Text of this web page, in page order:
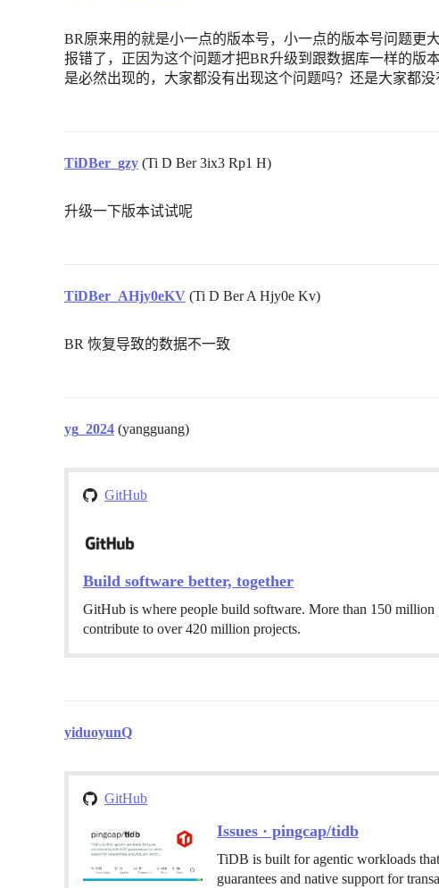
BR原来用的就是小一点的版本号，小一点的版本号问题更
报错了，正因为这个问题才把BR升级到跟数据库一样的版
是必然出现的，大家都没有出现这个问题吗？还是大家都没
TiDBer_gzy (Ti D Ber 3ix3 Rp1 H)
升级一下版本试试呢
TiDBer_AHjy0eKV (Ti D Ber A Hjy0e Kv)
BR 恢复导致的数据不一致
yg_2024 (yangguang)
GitHub
Build software better, together
GitHub is where people build software. More than 150
contribute to over 420 million projects.
yiduoyunQ
GitHub
Issues · pingcap/tidb
TiDB is built for agentic workloads
guarantees and native support for